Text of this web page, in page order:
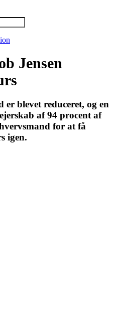
Jensen
er blevet reduceret, og en
af 94 procent af
for at få
igen.